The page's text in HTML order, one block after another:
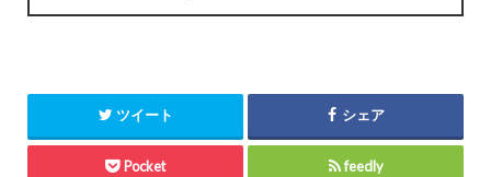
ツイート シェア
Pocket feedly